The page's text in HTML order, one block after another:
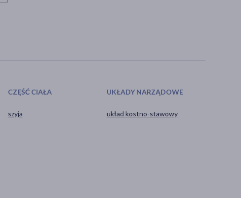
CZĘŚĆ CIAŁA
szyja
UKŁADY NARZĄDOWE
układ kostno-stawowy